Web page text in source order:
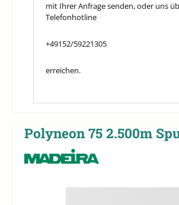
mit Ihrer Anfrage senden, oder uns
Telefonhotline
+49152/59221305
erreichen.
Polyneon 75 2.500m